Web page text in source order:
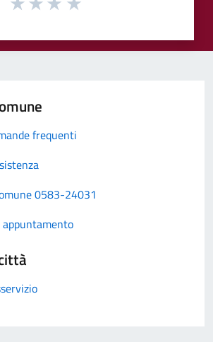
frequenti
0583-24031